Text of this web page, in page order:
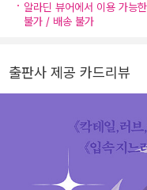
알라딘 뷰어에서 이용 가능
불가 / 배송 불가
출판사 제공 카드리뷰